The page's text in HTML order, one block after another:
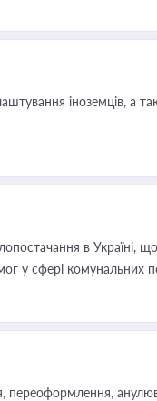
іноземців, а
в Україні,
у сфері комунальних